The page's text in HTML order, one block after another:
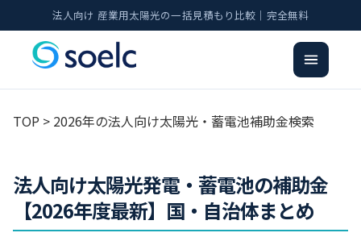
法人向け 産業用太陽光の一括見積もり比較｜完全無料
TOP > 2026年の法人向け太陽光・蓄電池補助金検索
法人向け太陽光発電・蓄電池の補助金
【2026年度最新】国・自治体まとめ